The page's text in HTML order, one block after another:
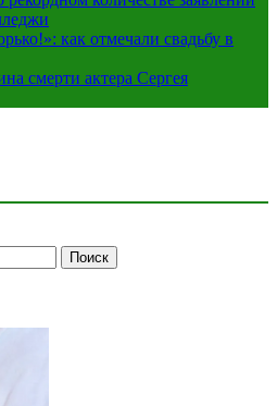
как отмечали свадьбу в
смерти актера Сергея